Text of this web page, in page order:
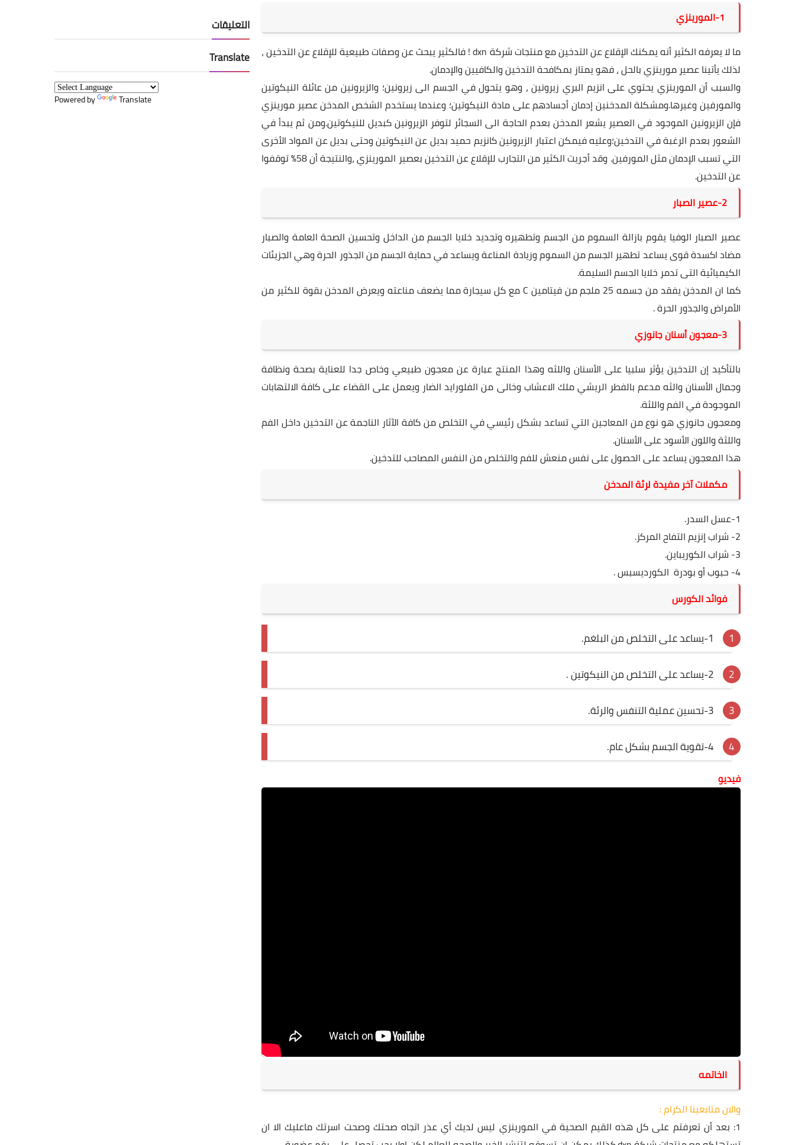
ما لا يعرفه الكثير أنه يمكنك الإقلاع عن التدخين مع منتجات شركة dxn ! فالكثير يبحث عن وصفات طبيعية للإقلاع عن التدخين ،
لذلك يأتينا عصير مورينزيبالحل ، فهو يمتاز بمكافحة التدخين والكافيين والإدمان.
والسبب أن المورينزي يحتوي على انزيم البري زيرونين ، وهو يتحول في الجسم الى زيرونين؛ والزيرونين من عائلة النيكوتين
والمورفين وغيرها.ومشكلة المدخنين إدمان أجسادهم على مادة النيكوتين؛ وعندما يستخدم الشخص المدخن عصير مورينزي
فإن الزيرونين الموجود في العصير يشعر المدخن بعدم الحاجة الى السجائر لتوفر الزيرونين كبديل للنيكوتين.ومن ثم يبدأ في
الشعور بعدم الرغبة في التدخين؛وعليه فيمكن اعتبار الزيرونين كانزيم حميد بديل عن النيكوتين وحتى بديل عن المواد الأخرى
التي تسبب الإدمان مثل المورفين. وقد أجريت الكثير من التجارب للإقلاع عن التدخين بعصير المورينزي ،والنتيجة أن 58% توقفوا
عن التدخين.
2-عصير الصبار
عصير الصبار الوفيا يقوم بازالة السموم من الجسم وتطهيره وتجديد خلايا الجسم من الداخل وتحسين الصحة العامة والصبار
مضاد اكسدة قوى يساعد تطهير الجسم من السموم وزيادة المناعة ويساعد في حماية الجسم من الجذور الحرة وهي الجزيئات
الكيميائية التى تدمر خلايا الجسم السليمة.
كما ان المدخن يفقد من جسمه 25 ملجم من فيتامين C مع كل سيجارة مما يضعف مناعته ويعرض المدخن بقوة للكثير من
الأمراض والجذور الحرة .
3-معجون أسنان جانوزي
بالتأكيد إن التدخين يؤثر سلبيا على الأسنان واللثه وهذا المنتج عبارة عن معجون طبيعي وخاص جدا للعناية بصحة ونظافة
وجمال الأسنان والثه مدعم بالفطر الريشي ملك الاعشاب وخالى من الفلورايد الضار ويعمل على القضاء على كافة الالتهابات
الموجودة في الفم واللثة.
ومعجون جانوزي هو نوع من المعاجين التي تساعد بشكل رئيسي في التخلص من كافة الآثار الناجمة عن التدخين داخل الفم
واللثة واللون الأسود على الأسنان.
هذا المعجون يساعد على الحصول على نفس منعش للفم والتخلص من النفس المصاحب للتدخين.
مكملات آخر مفيدة لرئة المدخن
1-عسل السدر.
2- شراب إنزيم التفاح المركز.
3- شراب
الكوريباين.
4- حبوب أو بودرة
الكورديسبس.
فوائد الكورس
1-يساعد على التخلص من البلغم.
2-يساعد على التخلص من النيكوتين .
3-تحسين عملية التنفس والرئة.
4-تقوية الجسم بشكل عام.
فيديو
الخاتمه
والان متابعينا الكرام :
1: بعد أن تعرفتم على كل هذه القيم الصحية في المورينزي ليس لديك أي عذر اتجاه صحتك وصحت اسرتك ماعليك الا ان
التعليقات
Translate
Powered by Translate